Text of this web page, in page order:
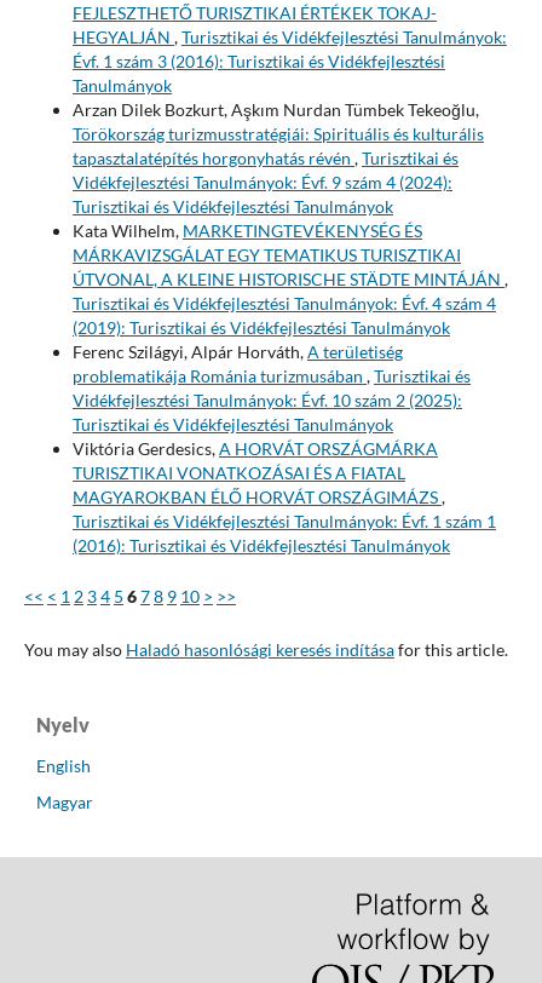
FEJLESZTHETŐ TURISZTIKAI ÉRTÉKEK TOKAJ-
HEGYALJÁN ,Turisztikai és Vidékfejlesztési Tanulmányok:
Évf. 1 szám 3 (2016): Turisztikai és Vidékfejlesztési
Tanulmányok
Arzan Dilek Bozkurt, Aşkım Nurdan Tümbek Tekeoğlu,
Törökország turizmusstratégiái: Spirituális és kulturális
tapasztalatépítés horgonyhatás révén ,Turisztikai és
Vidékfejlesztési Tanulmányok: Évf. 9 szám 4 (2024):
Turisztikai és Vidékfejlesztési Tanulmányok
Kata Wilhelm, MARKETINGTEVÉKENYSÉG ÉS
MÁRKAVIZSGÁLAT EGY TEMATIKUS TURISZTIKAI
ÚTVONAL, A KLEINE HISTORISCHE STÄDTE MINTÁJÁN ,
Turisztikai és Vidékfejlesztési Tanulmányok: Évf. 4 szám 4
(2019): Turisztikai és Vidékfejlesztési Tanulmányok
Ferenc Szilágyi, Alpár Horváth,A területiség
problematikája Románia turizmusában ,Turisztikai és
Vidékfejlesztési Tanulmányok: Évf. 10 szám 2 (2025):
Turisztikai és Vidékfejlesztési Tanulmányok
Viktória Gerdesics,A HORVÁT ORSZÁGMÁRKA
TURISZTIKAI VONATKOZÁSAI ÉS A FIATAL
MAGYAROKBAN ÉLŐ HORVÁT ORSZÁGIMÁZS,
Turisztikai és Vidékfejlesztési Tanulmányok: Évf. 1 szám 1
(2016): Turisztikai és Vidékfejlesztési Tanulmányok
<< < 1 2 34 5 678 9 10 > >>
You may also Haladó hasonlósági keresés indításafor this article.
Nyelv
English
Magyar